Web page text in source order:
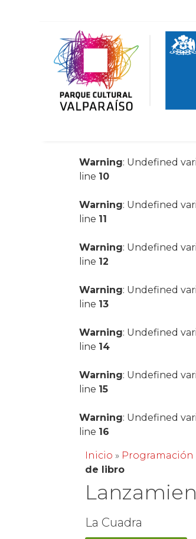
Warning: Undefined
line 10
Warning: Undefined
line 11
Warning: Undefined
line 12
Warning: Undefined
line 13
Warning: Undefined
line 14
Warning: Undefined
line 15
Warning: Undefined
line 16
Inicio » Programación
de libro
La Cuadra